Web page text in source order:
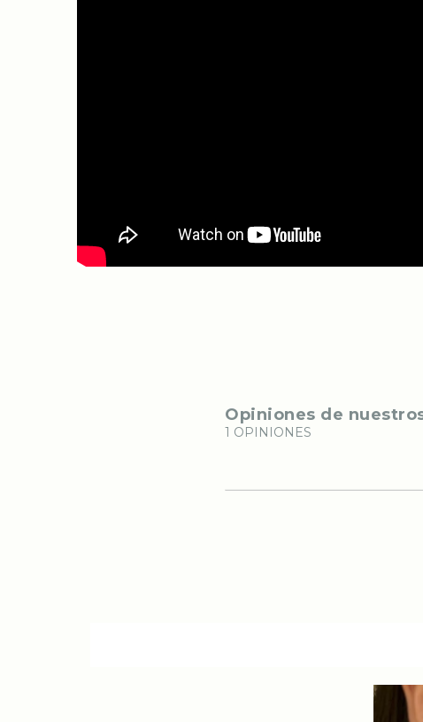
Opiniones de
1 OPINIONES